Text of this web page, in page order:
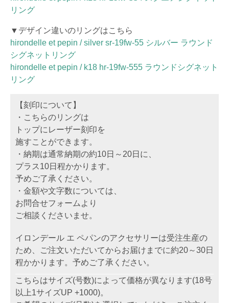
リング
▼デザイン違いのリングはこちら
hirondelle et pepin / silver sr-19fw-55 シルバー ラウンド
シグネットリング
hirondelle et pepin / k18 hr-19fw-555 ラウンドシグネット
リング
【刻印について】
・こちらのリングは
トップにレーザー刻印を
施すことができます。
・納期は通常納期の約10日～20日に、
プラス10日程かかります。
予めご了承ください。
・金額や文字数については、
お問合せフォームより
ご相談くださいませ。
イロンデール エ ペパンのアクセサリーは受注生産の
ため、ご注文いただいてからお届けまでに約20～30日
程かかります。予めご了承ください。
こちらはサイズ(号数)によって価格が異なります(18号
以上1サイズUP +1000)。